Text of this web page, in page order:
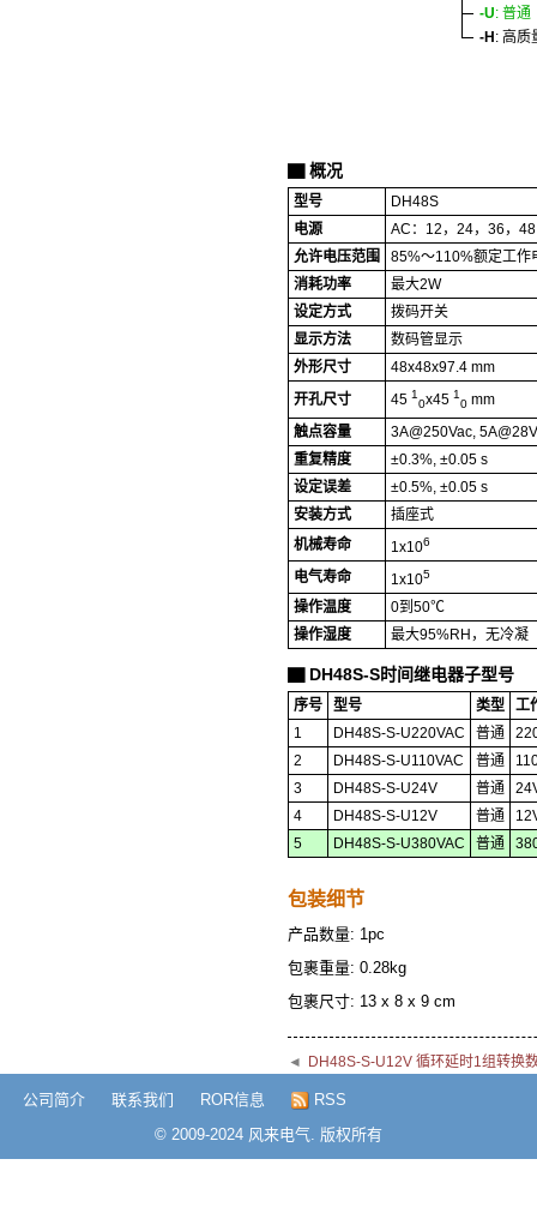
-U: 普通
-H : 高质
概况
型号
DH48S
电源
AC：12，24，36，
允许电压范围
85%～110%额定工作
消耗功率
最大2W
设定方式
拨码开关
显示方法
数码管显示
外形尺寸
48x48x97.4 mm
开孔尺寸
45 1
0x45 1
0 mm
触点容量
3A@250Vac,
重复精度
±0.3%, ±0.05 s
设定误差
±0.5%, ±0.05 s
安装方式
插座式
机械寿命
1x106
电气寿命 1x105
操作温度
0到50℃
操作湿度
最大95%RH，无冷凝
DH48S-S时间继电器子型号
序号 型号 类型
工
1
DH48S-S-U220VAC 普通
2
DH48S-S-U110VAC 普通
3
DH48S-S-U24V 普通
4
DH48S-S-U12V 普通
5
DH48S-S-U380VAC 普通
包装细节
产品数量: 1pc
包裹重量: 0.28kg
包裹尺寸: 13 x 8 x 9 cm
◄ DH48S-S-U12V 循环延时1组转换
公司简介 联系我们 ROR信息
RSS
© 2009-2024 风来电气. 版权所有